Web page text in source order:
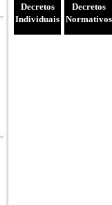
Decretos
Individuais
Decretos
Normativos